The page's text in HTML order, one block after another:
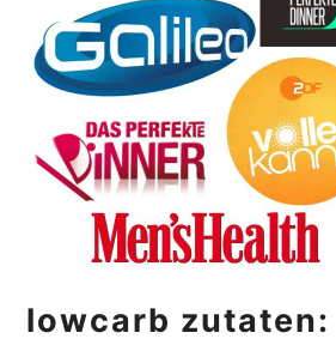
lowcarb zutaten: